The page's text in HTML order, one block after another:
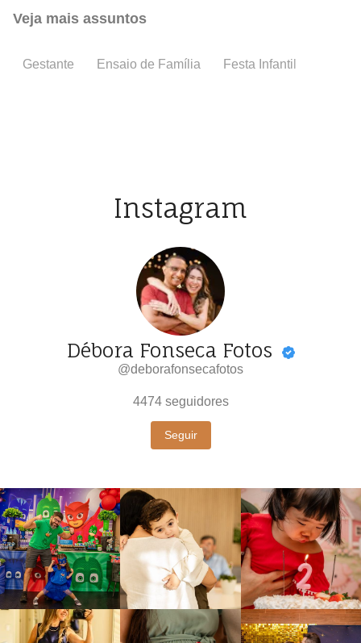
Veja mais assuntos
Gestante Ensaio de Família Festa Infantil
Instagram
Débora Fonseca Fotos
@deborafonsecafotos
4474 seguidores
Seguir